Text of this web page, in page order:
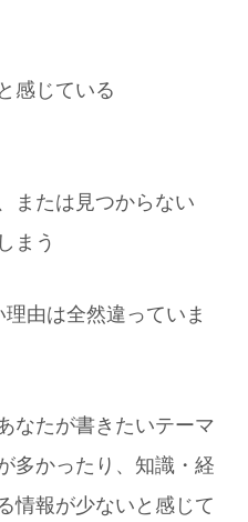
感じている
または見つからない
まう
由は全然違っていま
なたが書きたいテーマ
多かったり、知識・経
情報が少ないと感じて